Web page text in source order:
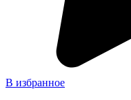
В избранное